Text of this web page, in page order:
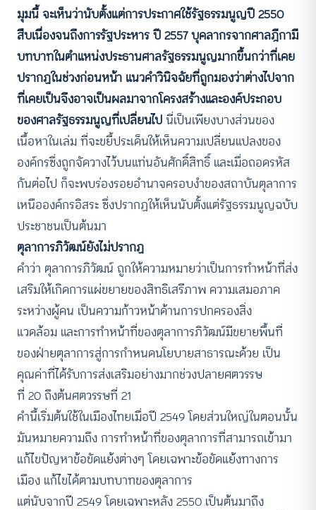
มุมนี้ จะเห็นว่านับตั้งแต่การประกาศใช้รัฐธรรมนูญปี 2550
สืบเนื่องจนถึงการรัฐประหาร ปี 2557 บุคลากรจากศาลฎีกามี
บทบาทในตำแหน่งประธานศาลรัฐธรรมนูญมากขึ้นกว่าที่เคย
ปรากฏในช่วงก่อนหน้า แนวคำวินิจฉัยที่ถูกมองว่าต่างไปจาก
ที่เคยเป็นจึงอาจเป็นผลมาจากโครงสร้างและองค์ประกอบ
ของศาลรัฐธรรมนูญที่เปลี่ยนไปนี่เป็นเพียงบางส่วนของ
เนื้อหาในเล่ม ที่จะขยี้ประเด็นให้เห็นความเปลี่ยนแปลงของ
องค์กรซึ่งถูกจัดวางไว้บนแท่นอันศักดิ์สิทธิ์ และเมื่อถอดรหัส
กันต่อไป ก็จะพบร่องรอยอำนาจครอบงำของสถาบันตุลาการ
เหนือองค์กรอิสระ ซึ่งปรากฏให้เห็นนับตั้งแต่รัฐธรรมนูญฉบับ
ประชาชนเป็นต้นมา
ตุลาการภิวัฒน์ยังไม่ปรากฏ
คำว่า ตุลาการภิวัฒน์ ถูกให้ความหมายว่าเป็นการทำหน้าที่ส่ง
เสริมให้เกิดการแผ่ขยายของสิทธิเสรีภาพ ความเสมอภาค
ระหว่างผู้คน เป็นความก้าวหน้าด้านการปกครองสิ่ง
แวดล้อม และการทำหน้าที่ของตุลาการภิวัฒน์มีขยายพื้นที่
ของฝ่ายตุลาการสู่การกำหนดนโยบายสาธารณะด้วย เป็น
คุณค่าที่ได้รับการส่งเสริมอย่างมากช่วงปลายศตวรรษ
ที่ 20 ถึงต้นศตวรรษที่ 21
คำนี้เริ่มต้นใช้ในเมืองไทยเมื่อปี 2549 โดยส่วนใหญ่ในตอนนั้น
มันหมายความถึง การทำหน้าที่ของตุลาการที่สามารถเข้ามา
แก้ไขปัญหาข้อขัดแย้งต่างๆ โดยเฉพาะข้อขัดแย้งทางการ
เมือง แก้ไขได้ตามบทบาทของตุลาการ
แต่นับจากปี 2549 โดยเฉพาะหลัง 2550 เป็นต้นมาถึง